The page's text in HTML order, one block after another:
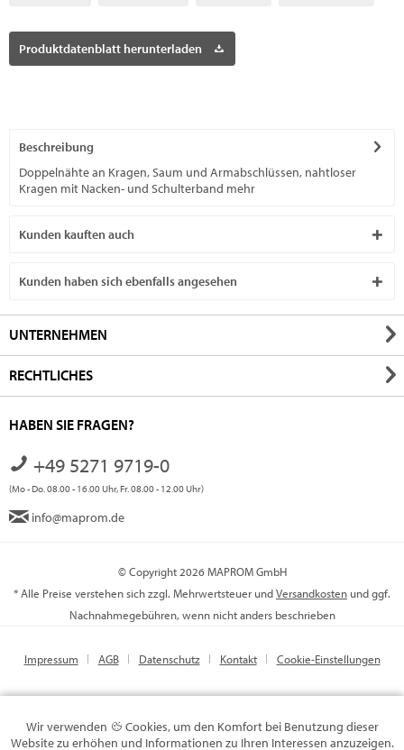
Produktdatenblatt herunterladen
Beschreibung
Doppelnähte an Kragen, Saum und Armabschlüssen, nahtloser
Kragen mit Nacken- und Schulterband mehr
Kunden kauften auch
Kunden haben sich ebenfalls angesehen
UNTERNEHMEN
RECHTLICHES
HABEN SIE FRAGEN?
+49 5271 9719-0
(Mo - Do. 08.00 - 16.00 Uhr, Fr. 08.00 - 12.00 Uhr)
info@maprom.de
© Copyright 2026 MAPROM GmbH
* Alle Preise verstehen sich zzgl. Mehrwertsteuer undVersandkosten und ggf.
Nachnahmegebühren, wenn nicht anders beschrieben
Impressum AGB Datenschutz Kontakt Cookie-Einstellungen
Wir verwenden
Cookies, um den Komfort bei Benutzung dieser
Website zu erhöhen und Informationen zu Ihren Interessen anzuzeigen.